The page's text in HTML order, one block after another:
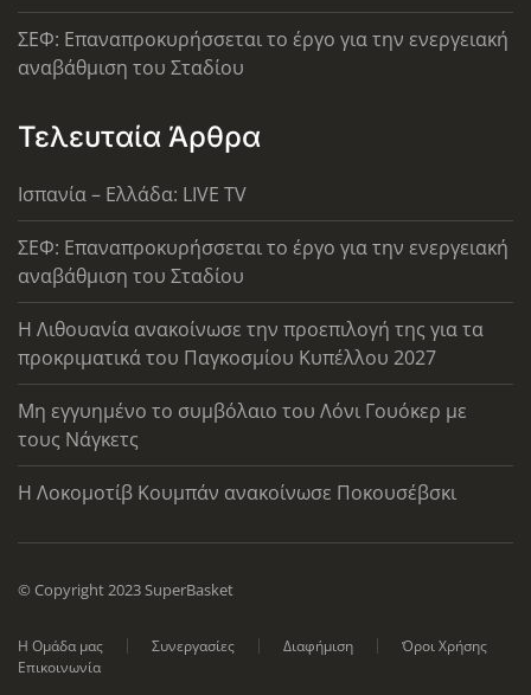
ΣΕΦ: Επαναπροκυρήσσεται το έργο για την ενεργειακή
αναβάθμιση του Σταδίου
Τελευταία Άρθρα
Ισπανία – Ελλάδα: LIVE TV
ΣΕΦ: Επαναπροκυρήσσεται το έργο για την ενεργειακή
αναβάθμιση του Σταδίου
Η Λιθουανία ανακοίνωσε την προεπιλογή της για τα
προκριματικά του Παγκοσμίου Κυπέλλου 2027
Μη εγγυημένο το συμβόλαιο του Λόνι Γουόκερ με
τους Νάγκετς
Η Λοκομοτίβ Κουμπάν ανακοίνωσε Ποκουσέβσκι
© Copyright 2023 SuperBasket
Η Ομάδα μας Συνεργασίες Διαφήμιση
Όροι Χρήσης
Επικοινωνία